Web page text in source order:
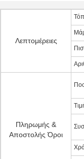
Λεπτομέρειες
Πληρωμής &
Αποστολής Όροι